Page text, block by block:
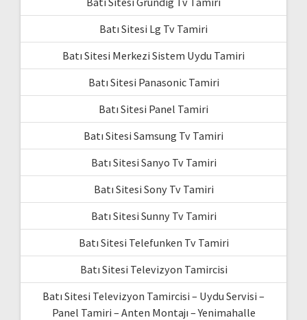
Batı Sitesi Lg Tv Tamiri
Batı Sitesi Merkezi Sistem Uydu Tamiri
Batı Sitesi Panasonic Tamiri
Batı Sitesi Panel Tamiri
Batı Sitesi Samsung Tv Tamiri
Batı Sitesi Sanyo Tv Tamiri
Batı Sitesi Sony Tv Tamiri
Batı Sitesi Sunny Tv Tamiri
Batı Sitesi Telefunken Tv Tamiri
Batı Sitesi Televizyon Tamircisi
Batı Sitesi Televizyon Tamircisi – Uydu Servisi –
Panel Tamiri – Anten Montajı – Yenimahalle